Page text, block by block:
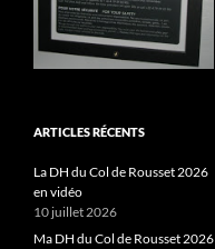
ARTICLES RÉCENTS
La DH du Col de Rousset 2026
en vidéo
10 juillet 2026
Ma DH du Col de Rousset 2026